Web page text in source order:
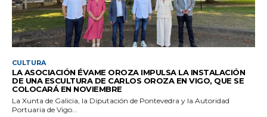
CULTURA
LA ASOCIACIÓN ÉVAME OROZA IMPULSA LA INSTALACIÓN
DE UNA ESCULTURA DE CARLOS OROZA EN VIGO, QUE SE
COLOCARÁ EN NOVIEMBRE
La Xunta de Galicia, la Diputación de Pontevedra y la Autoridad
Portuaria de Vigo...